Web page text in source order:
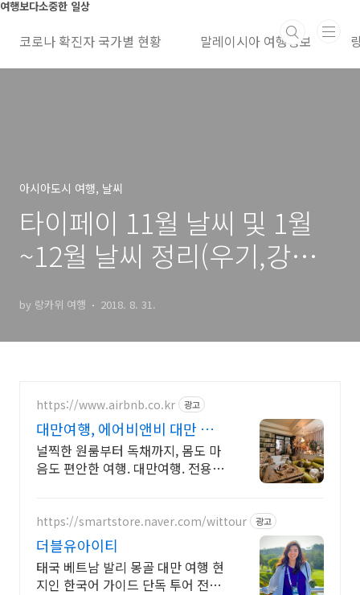
본문 바로가기
여행보다소중한 일상
코로나 확진자 국가별 현황 말레이시아 여행정보
아시아도시 여행, 날씨
타이페이 11월 날씨 및 1월
~12월 날씨 정리(우기,강수
by 랑카위 여행 2018. 8. 31.
https://www.airbnb.co.kr 광고
대만여행, 에어비앤비 대만 인기
숙소 둘러보기
널찍한 원룸부터 독채까지, 몸도 마
음도 편안한 여행. 대만여행. 전용 테
https://smartstore.naver.com/wittour 광고
더블유아이티
태국 베트남 발리 몽골 대만 여행 현
지인 한국어 가이드 단독 투어 전문